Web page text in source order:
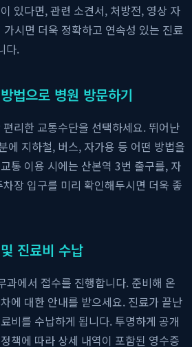
있다면, 관련 소견서, 처방전, 영상 자
시면 더욱 정확하고 연속성 있는 진료
다.
법으로 병원 방문하기
리한 교통수단을 선택하세요. 뛰어난
에 지하철, 버스, 자가용 등 어떤 방법을
통 이용 시에는 산본역 3번 출구를, 자
장 입구를 미리 확인해두시면 더욱 좋
진료비 수납
과에서 접수를 진행합니다. 준비해 온
에 대한 안내를 받으세요. 진료가 끝난
비를 수납하게 됩니다. 투명하게 공개
정책에 따라 상세 내역이 포함된 영수증